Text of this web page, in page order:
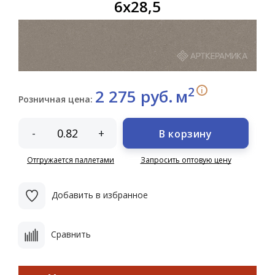
6х28,5
Розничная цена: 2 275 руб. м2 i
- +
Отгружается паллетами
В корзину
Запросить оптовую цену
Добавить в избранное
Сравнить